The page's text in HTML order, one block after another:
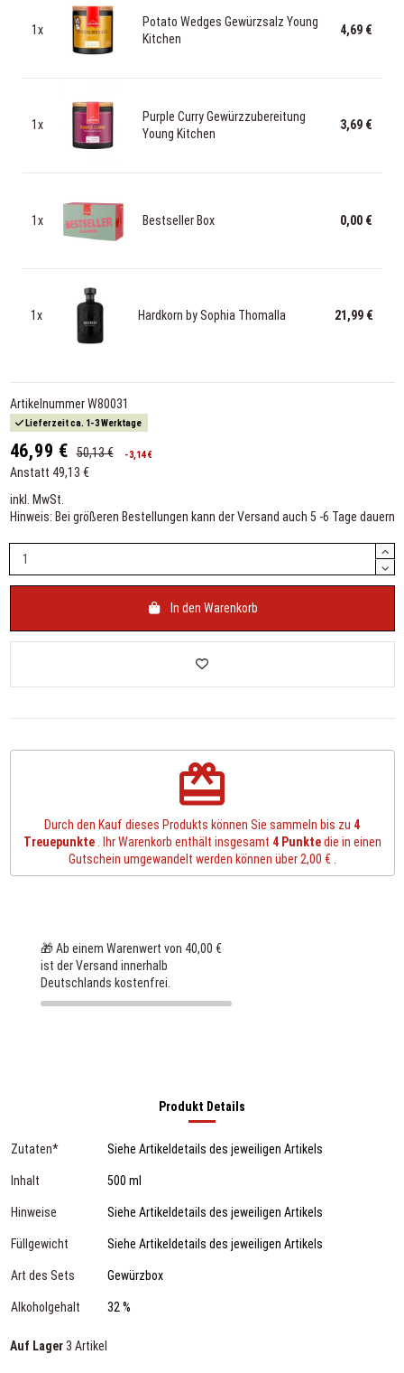
1x
Potato Wedges Gewürzsalz Young
Kitchen
4,69 €
1x
Purple Curry Gewürzzubereitung
Young Kitchen
3,69 €
1x Bestseller Box 0,00 €
1x Hardkorn by Sophia Thomalla 21,99 €
Artikelnummer W80031
Lieferzeit ca. 1-3 Werktage
46,99 € 50,13 € -3,14 €
Anstatt 49,13 €
inkl. MwSt.
Hinweis: Bei größeren Bestellungen kann der Versand auch 5 -6 Tage dauern
In den Warenkorb
redeem
Durch den Kauf dieses Produkts können Sie sammeln bis zu 4
Treuepunkte. Ihr Warenkorb enthält insgesamt 4Punktedie in einen
Gutschein umgewandelt werden können über 2,00 €.
🎁 Ab einem Warenwert von 40,00 €
ist der Versand innerhalb
Deutschlands kostenfrei.
Produkt Details
Zutaten* Siehe Artikeldetails des jeweiligen Artikels
Inhalt 500 ml
Hinweise Siehe Artikeldetails des jeweiligen Artikels
Füllgewicht Siehe Artikeldetails des jeweiligen Artikels
Art des Sets Gewürzbox
Alkoholgehalt 32 %
Auf Lager 3 Artikel